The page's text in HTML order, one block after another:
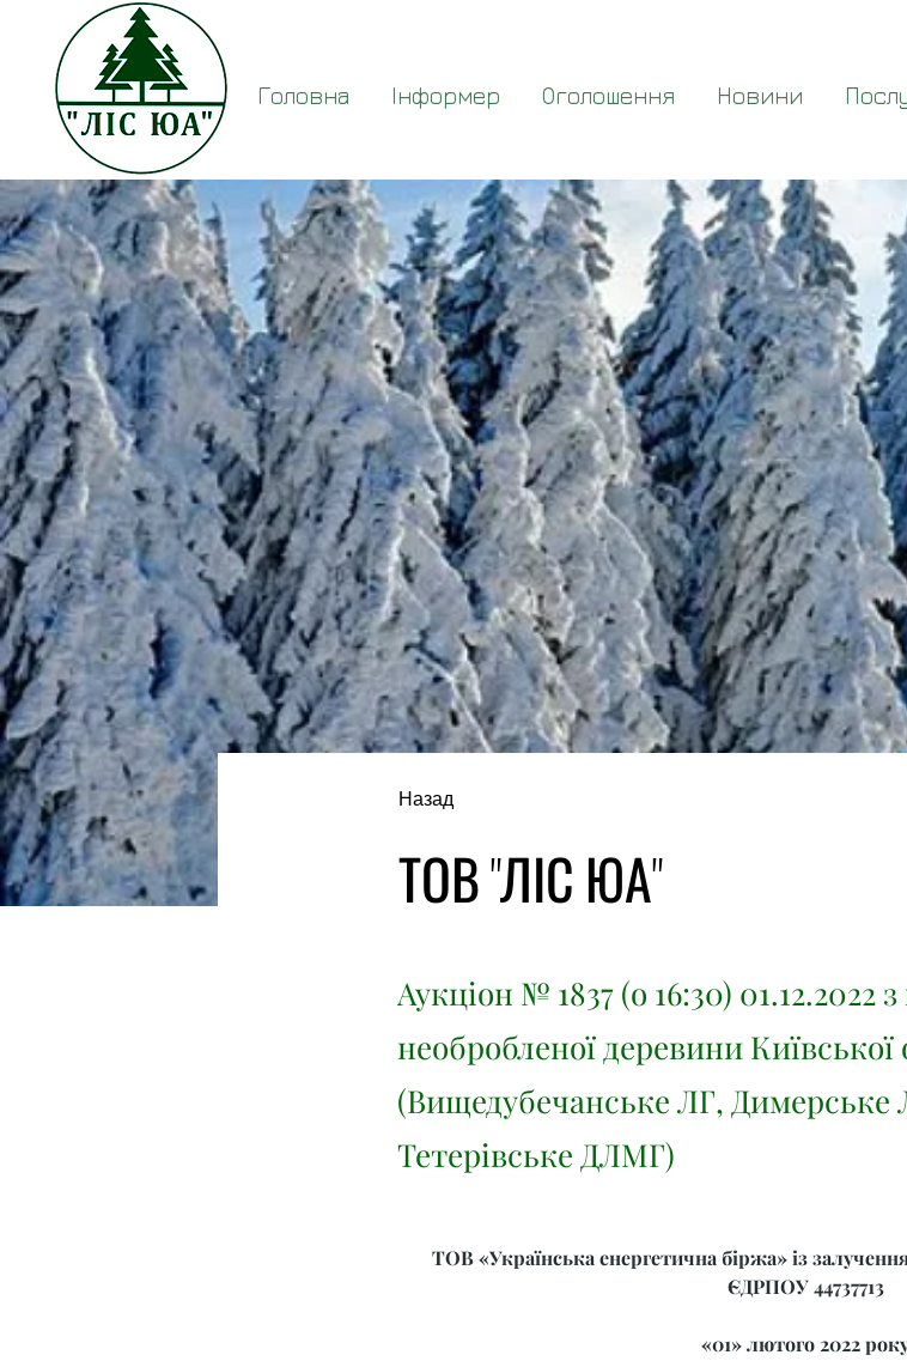
Головна Інформер Оголошення Новини
Назад
ТОВ "ЛІС ЮА"
Аукціон № 1837 (о 16:30) 01.12.2022
необробленої деревини Київської
(Вищедубечанське ЛГ, Димерське
Тетерівське ДЛМГ)
ТОВ «Українська енергетична біржа» із
ЄДРПОУ 44737713
«01» лютого 2022